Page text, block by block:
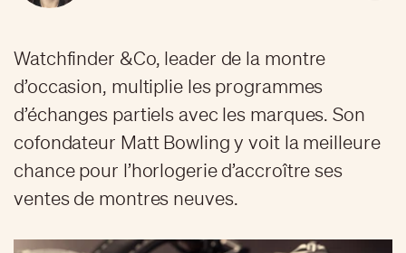
Watchfinder &Co, leader de la montre
d’occasion, multiplie les programmes
d’échanges partiels avec les marques. Son
cofondateur Matt Bowling y voit la meilleure
chance pour l’horlogerie d’accroître ses
ventes de montres neuves.